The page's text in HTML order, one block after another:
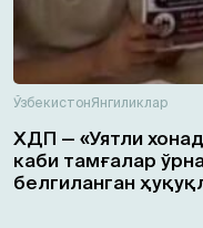
ЎзбекистонЯнгиликлар
ХДП — «Уятли
каби тамғалар
белгиланган